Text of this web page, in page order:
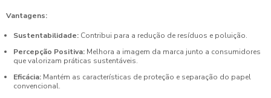
Vantagens:
Sustentabilidade: Contribui para a redução de resíduos e poluição.
Percepção Positiva: Melhora a imagem da marca junto a consumidores
que valorizam práticas sustentáveis.
Eficácia: Mantém as características de proteção e separação do papel
convencional.